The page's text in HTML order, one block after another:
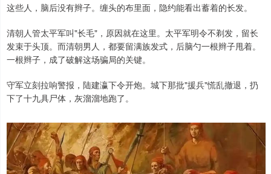
这些人，脑后没有辫子。缠头的布里面，隐约能看出蓄着的长发。
清朝人管太平军叫"长毛"，原因就在这里。太平军明令不剃发，留长
发束于头顶。而清朝男人，都要留满族发式，后脑勺一根辫子甩着。
一根辫子，成了破解这场骗局的关键。
守军立刻拉响警报，陆建瀛下令开炮。城下那批"援兵"慌乱撤退，扔
下了十九具尸体，灰溜溜地跑了。